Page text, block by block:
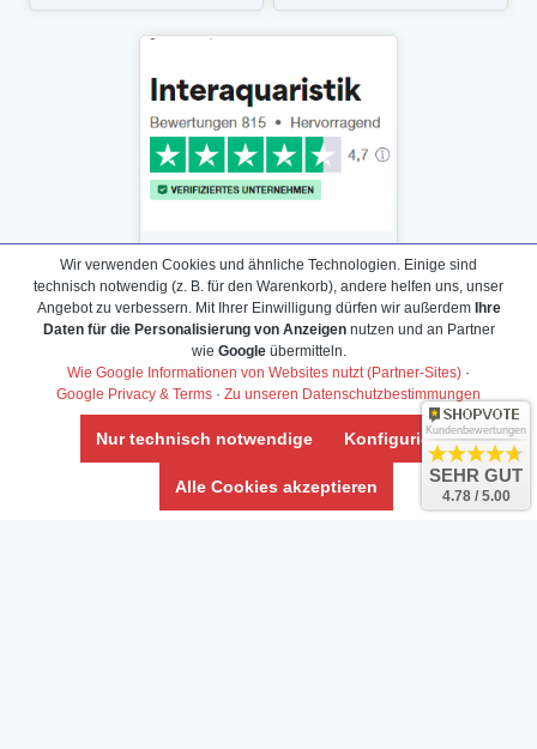
Daten­schutz­erklärung
Widerrufs­recht /Widerrufs­formular
AGB & Info
Impressum
Umwelt und Entsorgung
Vertrag widerrufen
Wir verwenden Cookies und ähnliche Technologien. Einige sind
technisch notwendig (z. B. für den Warenkorb), andere helfen uns, unser
Angebot zu verbessern. Mit Ihrer Einwilligung dürfen wir außerdem Ihre
Daten für die Personalisierung von Anzeigennutzen und an Partner
wie Googleübermitteln.
Wie Google Informationen von Websites nutzt (Partner-Sites) ·
Google Privacy & Terms · Zu unseren Datenschutzbestimmungen
Nur technisch notwendige Konfigurieren
Alle Cookies akzeptieren
Kundenbewertungen
SEHR GUT
4.78 / 5.00